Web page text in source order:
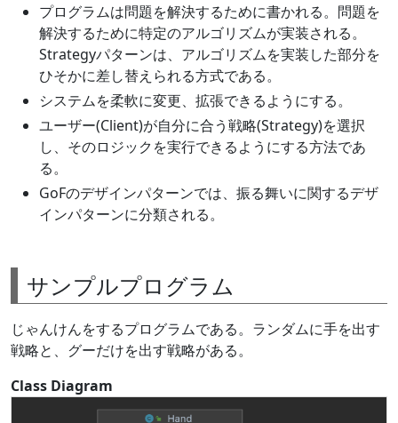
プログラムは問題を解決するために書かれる。問題を
解決するために特定のアルゴリズムが実装される。
Strategyパターンは、アルゴリズムを実装した部分を
ひそかに差し替えられる方式である。
システムを柔軟に変更、拡張できるようにする。
ユーザー(Client)が自分に合う戦略(Strategy)を選択
し、そのロジックを実行できるようにする方法であ
る。
GoFのデザインパターンでは、振る舞いに関するデザ
インパターンに分類される。
サンプルプログラム
じゃんけんをするプログラムである。ランダムに手を出す
戦略と、グーだけを出す戦略がある。
Class Diagram